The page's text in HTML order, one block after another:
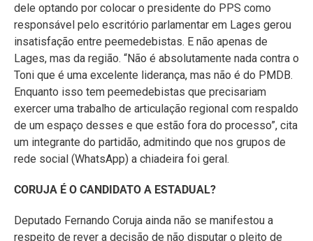
dele optando por colocar o presidente do PPS como
responsável pelo escritório parlamentar em Lages gerou
insatisfação entre peemedebistas. E não apenas de
Lages, mas da região. “Não é absolutamente nada contra o
Toni que é uma excelente liderança, mas não é do PMDB.
Enquanto isso tem peemedebistas que precisariam
exercer uma trabalho de articulação regional com respaldo
de um espaço desses e que estão fora do processo”, cita
um integrante do partidão, admitindo que nos grupos de
rede social (WhatsApp) a chiadeira foi geral.
CORUJA É O CANDIDATO A ESTADUAL?
Deputado Fernando Coruja ainda não se manifestou a
respeito de rever a decisão de não disputar o pleito de